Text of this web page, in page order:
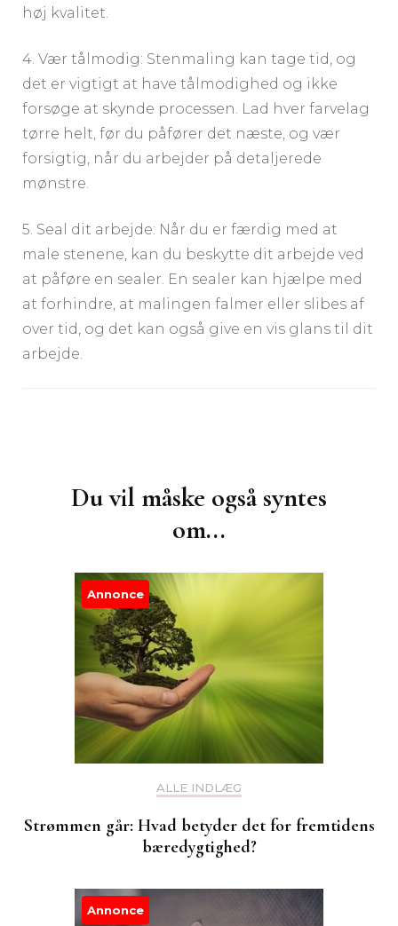
høj kvalitet.
4. Vær tålmodig: Stenmaling kan tage tid, og
det er vigtigt at have tålmodighed og ikke
forsøge at skynde processen. Lad hver farvelag
tørre helt, før du påfører det næste, og vær
forsigtig, når du arbejder på detaljerede
mønstre.
5. Seal dit arbejde: Når du er færdig med at
male stenene, kan du beskytte dit arbejde ved
at påføre en sealer. En sealer kan hjælpe med
at forhindre, at malingen falmer eller slibes af
over tid, og det kan også give en vis glans til dit
arbejde.
Du vil måske også syntes
om...
Annonce
ALLE INDLÆG
Strømmen går: Hvad betyder det for fremtidens
bæredygtighed?
Annonce